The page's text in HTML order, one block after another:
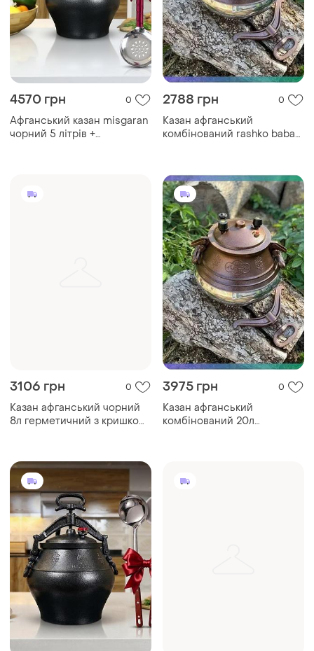
4570 грн 0
Афганський казан misgaran
чорний 5 літрів +
2788 грн 0
Казан афганський
комбінований rashko baba
приготування їжі на вогні
sku_2180-05c
3106 грн 0
Казан афганський чорний
8л герметичний з кришкою
sku_2180-08b
3975 грн 0
Казан афганський
комбінований 20л